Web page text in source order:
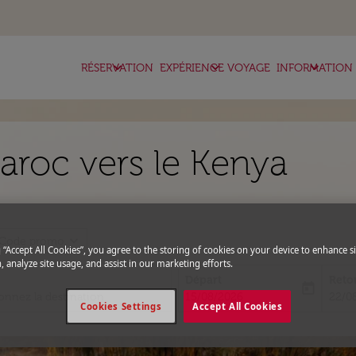
RÉSERVATION
keyboard_arrow_down EXPÉRIENCE VOYAGE
keyboard_arrow_down INFORMATION
keyboard_arrow_down
vers le Kenya
fc-
“Accept All Cookies”, you agree to the storing of cookies on your device to enhance
analyze site usage, and assist in our marketing efforts.
Accept All Cookies
Cookies Settings